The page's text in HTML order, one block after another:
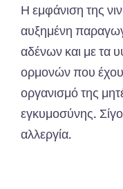
Η εμφάνιση της
αυξημένη
αδένων και με τα
ορμονών που
οργανισμό της
εγκυμοσύνης.
αλλεργία.